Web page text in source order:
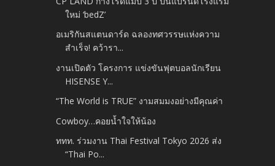
ใหม่ ‘bedZ’
อเมริกันสแตนดาร์ด ฉลองทศวรรษแห่งความ
สำเร็จ! คว้ารา...
งานเปิดตัว โครงการ แข่งขันฟุตบอลนักเรียน
HISENSE Y...
“The World is TRUE” งามสมมงอย่างมีคุณค่า
Cowboy…คอยน้ำใจให้น้อง
ททท. ร่วมงาน Thai Festival Tokyo 2026 ส่ง
“Thai Po...